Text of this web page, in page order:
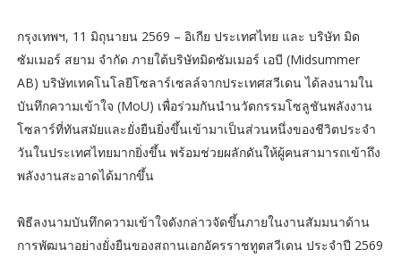
กรุงเทพฯ, 11 มิถุนายน 2569 – อิเกีย ประเทศไทย และ บริษัท มิด
ซัมเมอร์ สยาม จำกัด ภายใต้บริษัทมิดซัมเมอร์ เอบี (Midsummer
AB) บริษัทเทคโนโลยีโซลาร์เซลล์จากประเทศสวีเดน ได้ลงนามใน
บันทึกความเข้าใจ (MoU) เพื่อร่วมกันนำนวัตกรรมโซลูชันพลังงาน
โซลาร์ที่ทันสมัยและยั่งยืนยิ่งขึ้นเข้ามาเป็นส่วนหนึ่งของชีวิตประจำ
วันในประเทศไทยมากยิ่งขึ้น พร้อมช่วยผลักดันให้ผู้คนสามารถเข้าถึง
พลังงานสะอาดได้มากขึ้น
พิธีลงนามบันทึกความเข้าใจดังกล่าวจัดขึ้นภายในงานสัมมนาด้าน
การพัฒนาอย่างยั่งยืนของสถานเอกอัครราชทูตสวีเดน ประจำปี 2569